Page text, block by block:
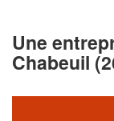
Une
Chabeuil